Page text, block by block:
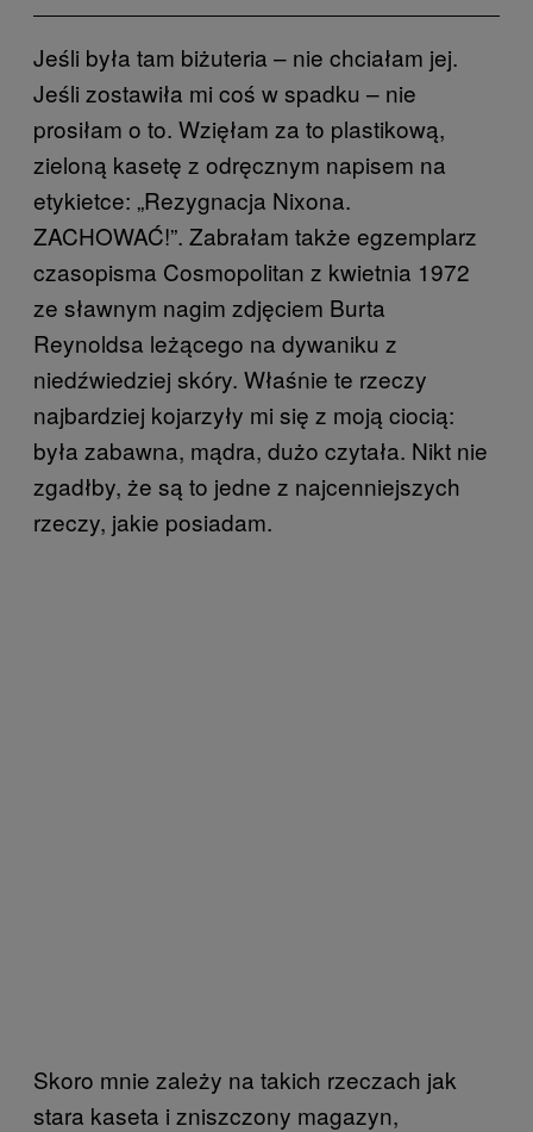
Jeśli była tam biżuteria – nie chciałam jej.
Jeśli zostawiła mi coś w spadku – nie
prosiłam o to. Wzięłam za to plastikową,
zieloną kasetę z odręcznym napisem na
etykietce: „Rezygnacja Nixona.
ZACHOWAĆ!”. Zabrałam także egzemplarz
czasopisma Cosmopolitan z kwietnia 1972
ze sławnym nagim zdjęciem Burta
Reynoldsa leżącego na dywaniku z
niedźwiedziej skóry. Właśnie te rzeczy
najbardziej kojarzyły mi się z moją ciocią:
była zabawna, mądra, dużo czytała. Nikt nie
zgadłby, że są to jedne z najcenniejszych
rzeczy, jakie posiadam.
Skoro mnie zależy na takich rzeczach jak
stara kaseta i zniszczony magazyn,